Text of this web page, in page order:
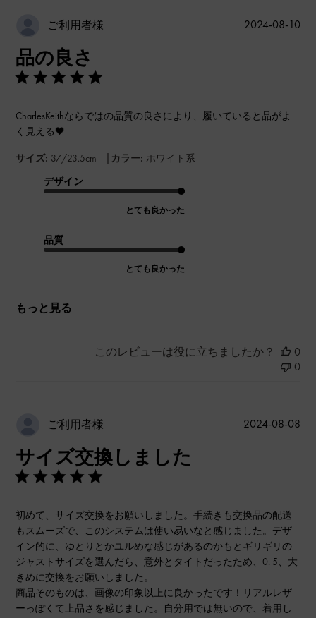
ご利用者様
品の良さ
CharlesKeithならではの品質の良さにより、履いていると品がよ
く見える🖤
サイズ: 37/23.5cm | カラー: ホワイト系
デザイン
とても良かった
品質
とても良かった
もっと見る
公
2024-08-10
このレビューは役に立ちましたか？
0
0
ご利用者様
サイズ交換しました
初めて、サイズ交換をお願いしました。手続きも交換品の配送
もスムーズで、このシステムは使い易いなと感じました。デザ
イン的に、ゆとりとかユルめな感じがあるのかもとギリギリの
ジャストサイズを選んだら、意外とタイトだったため、0. 5、大
きめに交換をお願いしました。
商品そのものは、画像の印象以上に良かったです！リアルレザ
ーっぽくて上品さを感じました。自分用では無いので、着用し
公
2024-08-08